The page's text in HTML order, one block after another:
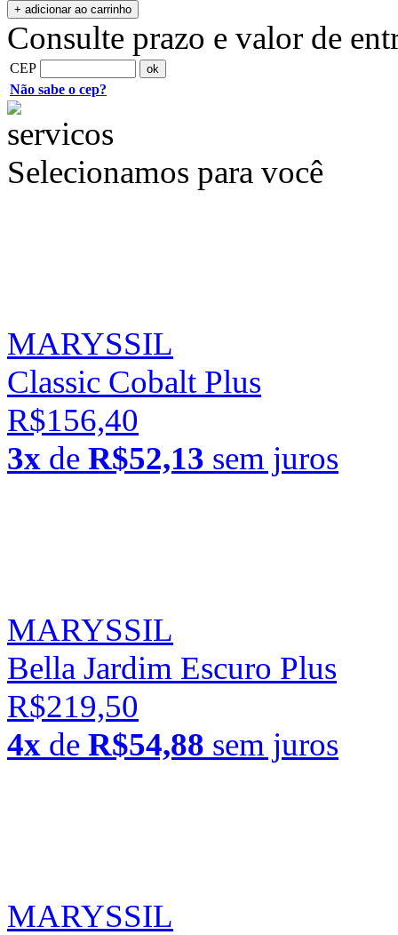
Consulte prazo e valor de
CEP
Não sabe o cep?
Selecionamos para você
MARYSSIL
Classic Cobalt Plus
R$156,40
3x de R$52,13 sem juros
MARYSSIL
Bella Jardim Escuro Plus
R$219,50
4x de R$54,88 sem juros
MARYSSIL